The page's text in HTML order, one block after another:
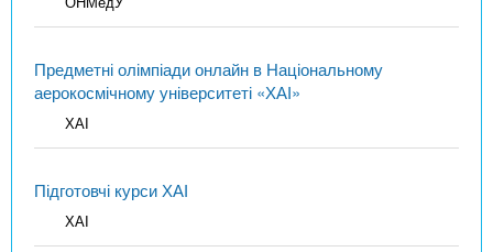
Предметні олімпіади онлайн в Національному
аерокосмічному університеті «ХАІ»
ХАІ
Підготовчі курси ХАІ
ХАІ